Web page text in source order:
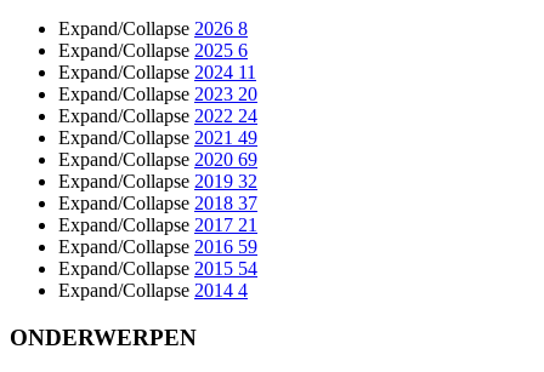
Expand/Collapse 2026 8
Expand/Collapse 2025 6
Expand/Collapse 2024 11
Expand/Collapse 2023 20
Expand/Collapse 2022 24
Expand/Collapse 2021 49
Expand/Collapse 2020 69
Expand/Collapse 2019 32
Expand/Collapse 2018 37
Expand/Collapse 2017 21
Expand/Collapse 2016 59
Expand/Collapse 2015 54
Expand/Collapse 2014 4
ONDERWERPEN